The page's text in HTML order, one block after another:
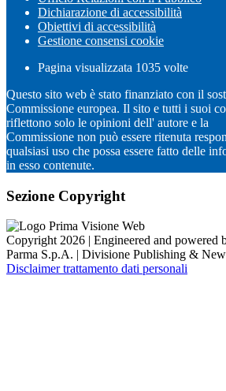
Dichiarazione di accessibilità
Obiettivi di accessibilità
Gestione consensi cookie
Pagina visualizzata 1035 volte
Questo sito web è stato finanziato con il
Commissione europea. Il sito e tutti i suoi
riflettono solo le opinioni dell' autore e la
Commissione non può essere ritenuta
qualsiasi uso che possa essere fatto delle
in esso contenute.
Sezione Copyright
Copyright 2026 | Engineered and powered
Parma S.p.A. | Divisione Publishing &
Disclaimer trattamento dati personali